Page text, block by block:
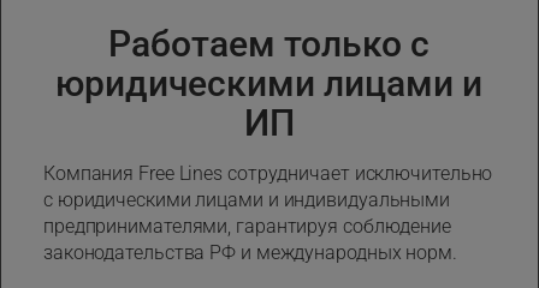
Работаем только с
юридическими лицами и
ИП
Компания Free Lines сотрудничает исключительно
с юридическими лицами и индивидуальными
предпринимателями, гарантируя соблюдение
законодательства РФ и международных норм.